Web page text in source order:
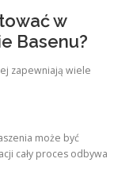
w
Basenu?
zapewniają wiele
może być
cały proces odbywa